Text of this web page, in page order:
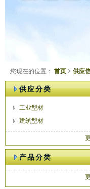
您现在的位置： 首页 > 供应
供应分类
工业型材
建筑型材
产品分类